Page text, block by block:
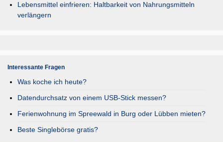
Lebensmittel einfrieren: Haltbarkeit von Nahrungsmitteln
verlängern
Interessante Fragen
Was koche ich heute?
Datendurchsatz von einem USB-Stick messen?
Ferienwohnung im Spreewald in Burg oder Lübben mieten?
Beste Singlebörse gratis?